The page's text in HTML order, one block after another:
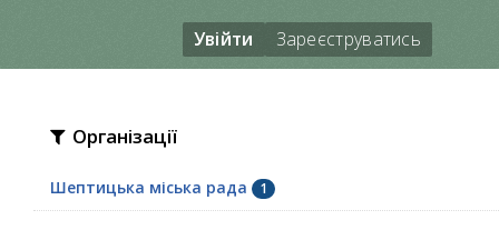
Увійти Зареєструватись
Організації
Шептицька міська рада 1